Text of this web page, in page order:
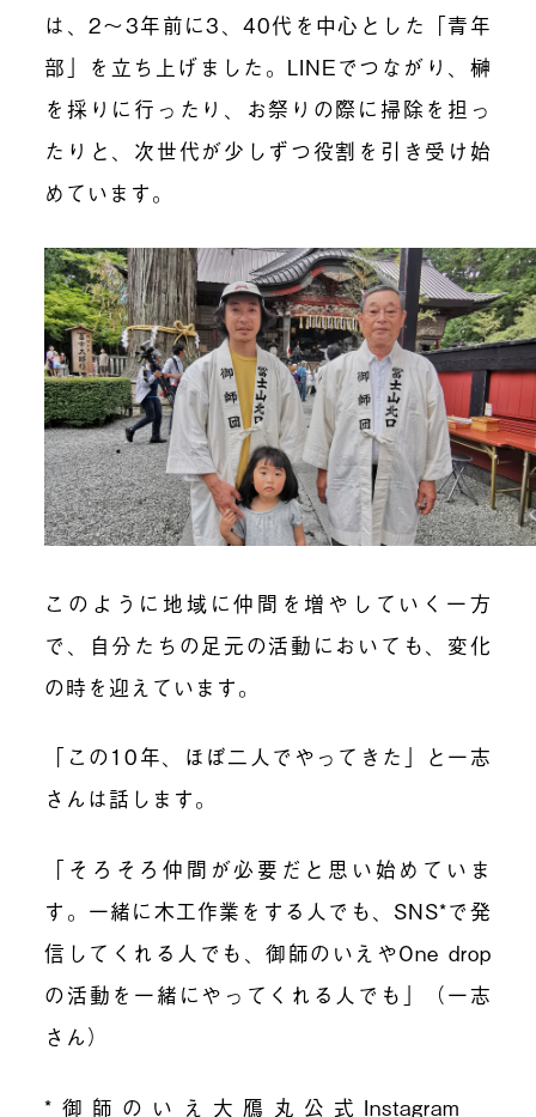
は、2〜3年前に3、40代を中心とした「青年
部」を立ち上げました。LINEでつながり、榊
を採りに行ったり、お祭りの際に掃除を担っ
たりと、次世代が少しずつ役割を引き受け始
めています。
このように地域に仲間を増やしていく一方
で、自分たちの足元の活動においても、変化
の時を迎えています。
「この10年、ほぼ二人でやってきた」と一志
さんは話します。
「そろそろ仲間が必要だと思い始めていま
す。一緒に木工作業をする人でも、SNS*で発
信してくれる人でも、御師のいえやOne drop
の活動を一緒にやってくれる人でも」（一志
さん）
*御師のいえ大鴈丸公式Instagram